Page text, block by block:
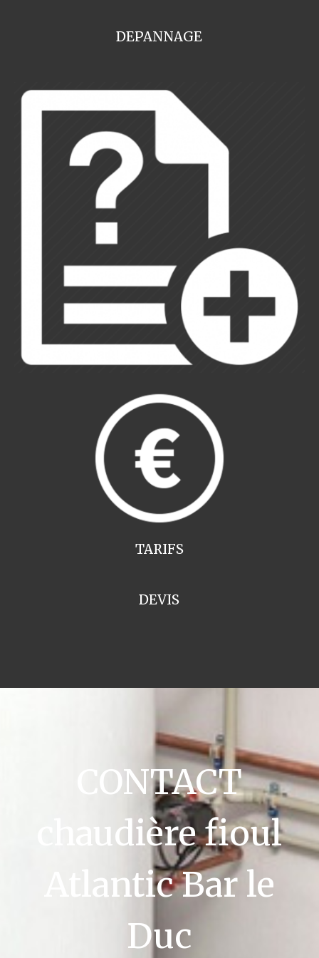
DEPANNAGE
TARIFS
DEVIS
CONTACT
chaudière fioul
Atlantic Bar le
Duc